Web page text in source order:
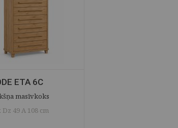
ETA 6C
masīvkoks
Dz 49 A 108 cm